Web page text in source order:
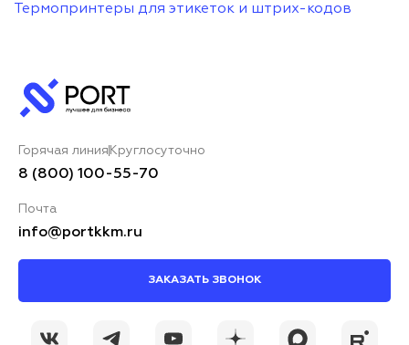
Термопринтеры для этикеток и штрих-кодов
Горячая линия Круглосуточно
8 (800) 100-55-70
Почта
info@portkkm.ru
ЗАКАЗАТЬ ЗВОНОК